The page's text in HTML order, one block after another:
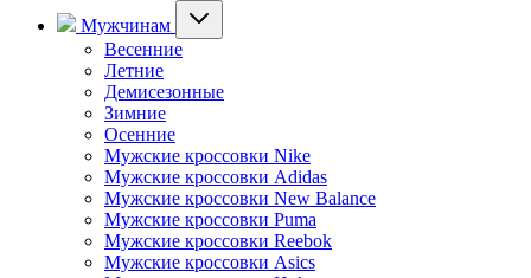
Мужчинам
Весенние
Летние
Демисезонные
Зимние
Осенние
Мужские кроссовки Nike
Мужские кроссовки Adidas
Мужские кроссовки New Balance
Мужские кроссовки Puma
Мужские кроссовки Reebok
Мужские кроссовки Asics